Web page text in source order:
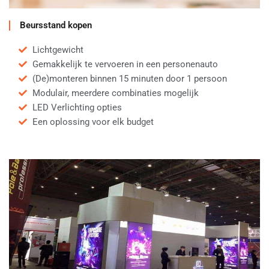
Beursstand kopen
Lichtgewicht
Gemakkelijk te vervoeren in een personenauto
(De)monteren binnen 15 minuten door 1 persoon
Modulair, meerdere combinaties mogelijk
LED Verlichting opties
Een oplossing voor elk budget